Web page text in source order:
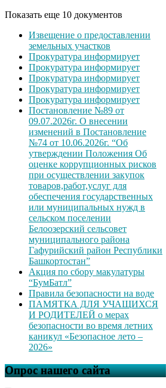
Показать еще 10 документов
Извещение о предоставлении
земельных участков
Прокуратура информирует
Прокуратура информирует
Прокуратура информирует
Прокуратура информирует
Прокуратура информирует
Постановление №89 от
09.07.2026г. О внесении
изменений в Постановление
№74 от 10.06.2026г. “Об
утверждении Положения Об
оценке коррупционных рисков
при осуществлении закупок
товаров,работ,услуг для
обеспечения государственных
или муниципальных нужд в
сельском поселении
Белоозерский сельсовет
муниципального района
Гафурийский район Республики
Башкортостан”
Акция по сбору макулатуры
“БумБатл”
Правила безопасности на воде
ПАМЯТКА ДЛЯ УЧАЩИХСЯ
И РОДИТЕЛЕЙ о мерах
безопасности во время летних
каникул «Безопасное лето –
2026»
Опрос нашего сайта